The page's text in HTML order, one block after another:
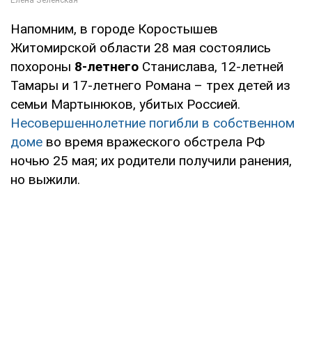
Напомним, в городе Коростышев
Житомирской области 28 мая состоялись
похороны 8-летнего Станислава, 12-летней
Тамары и 17-летнего Романа – трех детей из
семьи Мартынюков, убитых Россией.
Несовершеннолетние погибли в собственном
доме во время вражеского обстрела РФ
ночью 25 мая; их родители получили ранения,
но выжили.